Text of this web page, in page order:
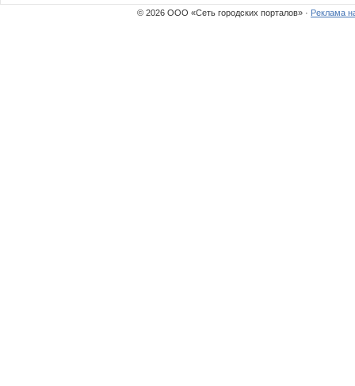
© 2026 ООО «Сеть городских порталов» · Реклама